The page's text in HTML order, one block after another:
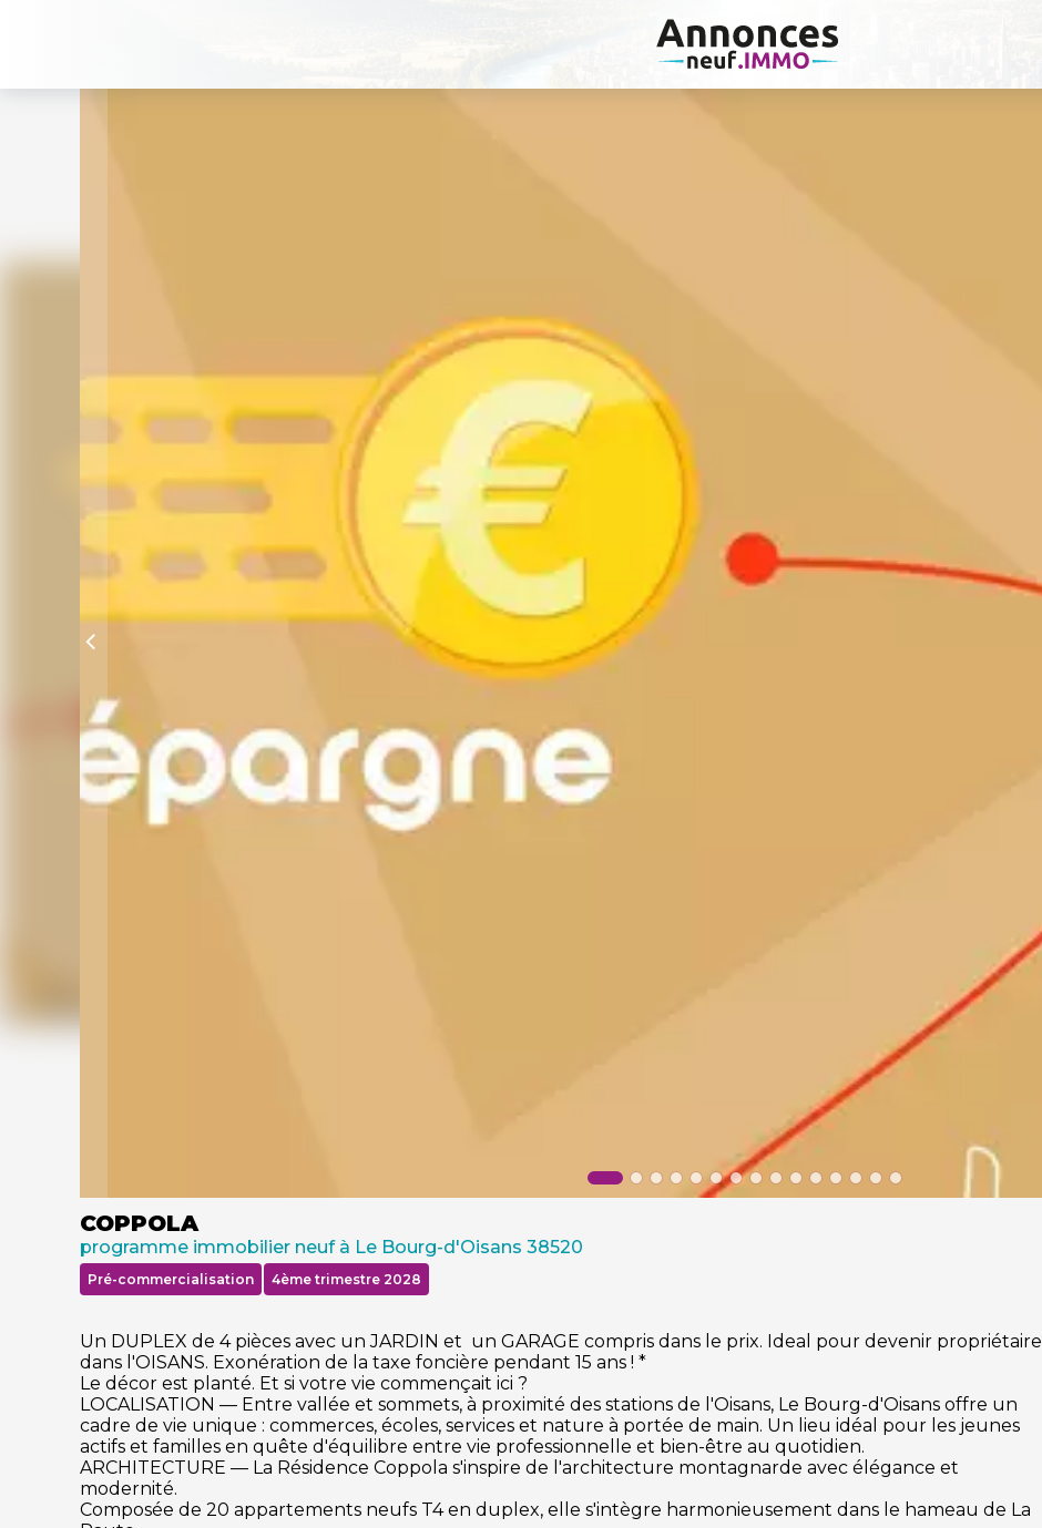
COPPOLA
programme immobilier neuf à Le Bourg-d'Oisans 38520
Pré-commercialisation 4ème trimestre 2028
Un DUPLEX de 4 pièces avec un JARDIN et un GARAGE compris dans le prix. Ideal pour devenir propriétaire
dans l'OISANS. Exonération de la taxe foncière pendant 15 ans ! *
Le décor est planté. Et si votre vie commençait ici ?
LOCALISATION — Entre vallée et sommets, à proximité des stations de l'Oisans, Le Bourg-d'Oisans offre un
cadre de vie unique : commerces, écoles, services et nature à portée de main. Un lieu idéal pour les jeunes
actifs et familles en quête d'équilibre entre vie professionnelle et bien-être au quotidien.
ARCHITECTURE — La Résidence Coppola s'inspire de l'architecture montagnarde avec élégance et
modernité.
Composée de 20 appartements neufs T4 en duplex, elle s'intègre harmonieusement dans le hameau de La